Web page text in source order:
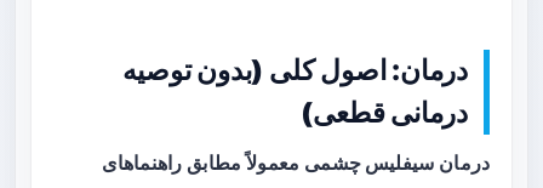
درمان: اصول کلی (بدون توصیه
درمانی قطعی)
درمان سیفلیس چشمی معمولاً مطابق راهنماهای